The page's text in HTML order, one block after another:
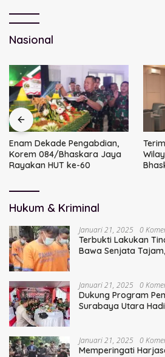
Nasional
Enam Dekade Pengabdian,
Korem 084/Bhaskara Jaya
Rayakan HUT ke-60
Hukum & Kriminal
Januari 21, 2025 0
Terbukti Lakukan
Bawa Senjata
Januari 21, 2025 0
Dukung Program
Surabaya Utara
Januari 21, 2025 0
Memperingati